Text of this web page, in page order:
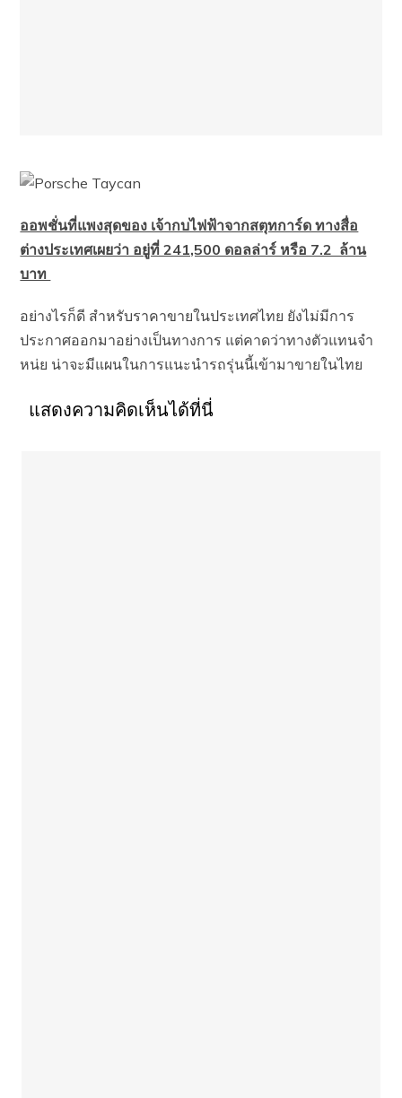
ออพชั่นที่แพงสุดของ เจ้ากบไฟฟ้าจากสตุทการ์ด ทางสื่อ
ต่างประเทศเผยว่า อยู่ที่ 241,500 ดอลล่าร์ หรือ 7.2 ล้าน
บาท
อย่างไรก็ดี สำหรับราคาขายในประเทศไทย ยังไม่มีการ
ประกาศออกมาอย่างเป็นทางการ แต่คาดว่าทางตัวแทนจำ
หน่ย น่าจะมีแผนในการแนะนำรถรุ่นนี้เข้ามาขายในไทย
แสดงความคิดเห็นได้ที่นี่